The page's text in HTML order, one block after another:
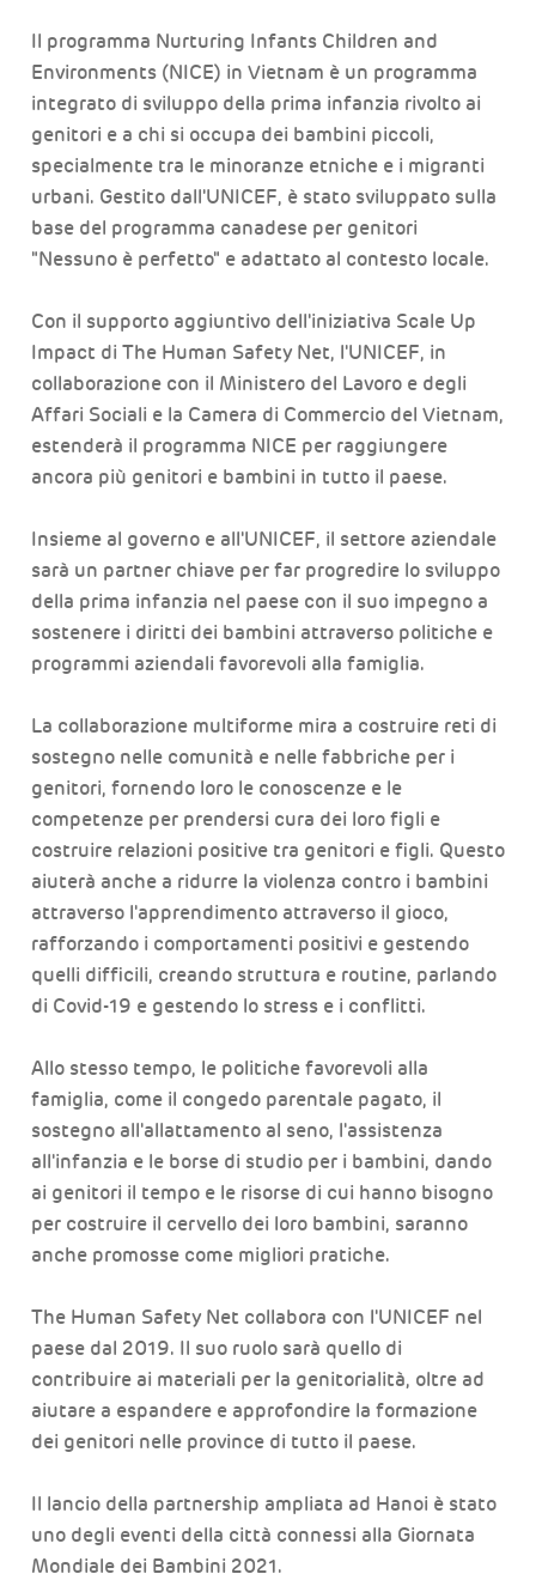
Il programma Nurturing Infants Children and
Environments (NICE) in Vietnam è un programma
integrato di sviluppo della prima infanzia rivolto ai
genitori e a chi si occupa dei bambini piccoli,
specialmente tra le minoranze etniche e i migranti
urbani. Gestito dall'UNICEF, è stato sviluppato sulla
base del programma canadese per genitori
"Nessuno è perfetto" e adattato al contesto locale.
Con il supporto aggiuntivo dell'iniziativa Scale Up
Impact di The Human Safety Net, l'UNICEF, in
collaborazione con il Ministero del Lavoro e degli
Affari Sociali e la Camera di Commercio del Vietnam,
estenderà il programma NICE per raggiungere
ancora più genitori e bambini in tutto il paese.
Insieme al governo e all'UNICEF, il settore aziendale
sarà un partner chiave per far progredire lo sviluppo
della prima infanzia nel paese con il suo impegno a
sostenere i diritti dei bambini attraverso politiche e
programmi aziendali favorevoli alla famiglia.
La collaborazione multiforme mira a costruire reti di
sostegno nelle comunità e nelle fabbriche per i
genitori, fornendo loro le conoscenze e le
competenze per prendersi cura dei loro figli e
costruire relazioni positive tra genitori e figli. Questo
aiuterà anche a ridurre la violenza contro i bambini
attraverso l'apprendimento attraverso il gioco,
rafforzando i comportamenti positivi e gestendo
quelli difficili, creando struttura e routine, parlando
di Covid-19 e gestendo lo stress e i conflitti.
Allo stesso tempo, le politiche favorevoli alla
famiglia, come il congedo parentale pagato, il
sostegno all'allattamento al seno, l'assistenza
all'infanzia e le borse di studio per i bambini, dando
ai genitori il tempo e le risorse di cui hanno bisogno
per costruire il cervello dei loro bambini, saranno
anche promosse come migliori pratiche.
The Human Safety Net collabora con l'UNICEF nel
paese dal 2019. Il suo ruolo sarà quello di
contribuire ai materiali per la genitorialità, oltre ad
aiutare a espandere e approfondire la formazione
dei genitori nelle province di tutto il paese.
Il lancio della partnership ampliata ad Hanoi è stato
uno degli eventi della città connessi alla Giornata
Mondiale dei Bambini 2021.